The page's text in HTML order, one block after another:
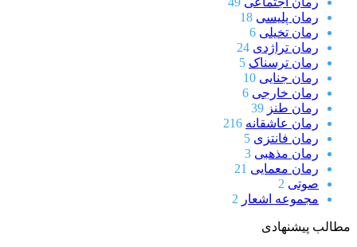
رمان پلیسی 18
رمان تخیلی 6
رمان تراژدی 24
رمان ترسناک 5
رمان جنایی 10
رمان خارجی 6
رمان طنز 39
رمان عاشقانه 216
رمان فانتزی 5
رمان مذهبی 3
رمان معمایی 21
صوتی 2
مجموعه اشعار 2
مطالب پیشنهادی